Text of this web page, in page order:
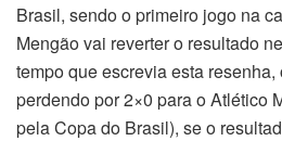
Brasil, sendo o primeiro jogo na
Mengão vai reverter o resultado
tempo que escrevia esta
perdendo por 2×0 para o Atlético
pela Copa do Brasil), se o